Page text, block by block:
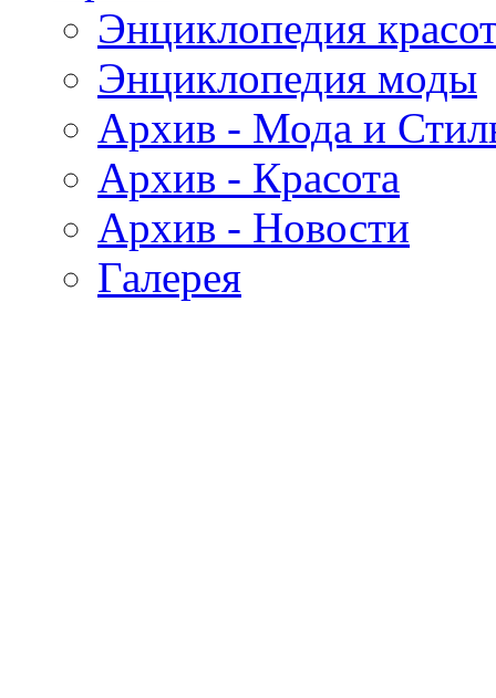
Энциклопедия
Энциклопедия моды
Архив - Мода и
Архив - Красота
Архив - Новости
Галерея